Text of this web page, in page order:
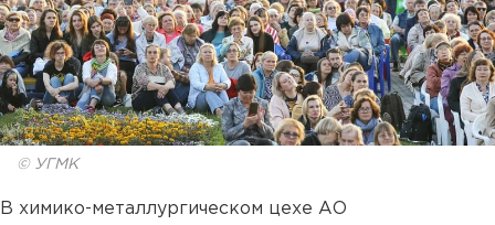
© УГМК
В химико-металлургическом цехе АО